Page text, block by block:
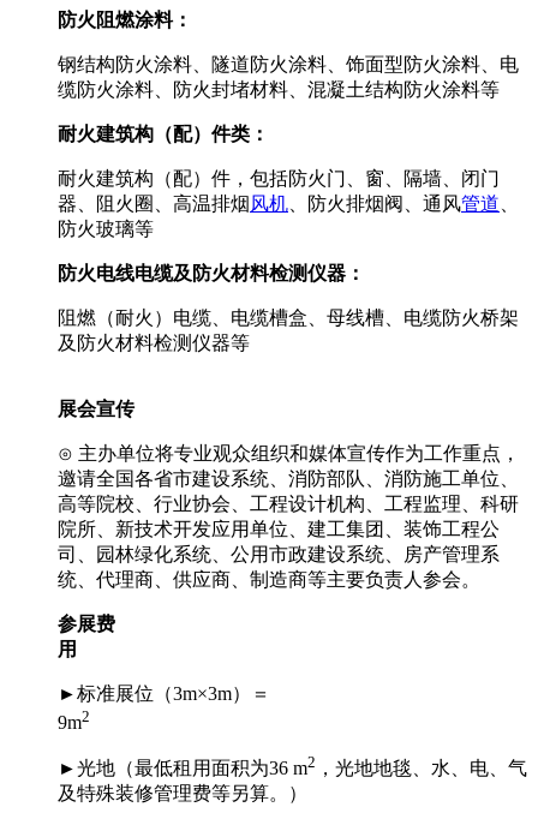
防火阻燃涂料：
钢结构防火涂料、隧道防火涂料、饰面型防火涂料、电
缆防火涂料、防火封堵材料、混凝土结构防火涂料等
耐火建筑构（配）件类：
耐火建筑构（配）件，包括防火门、窗、隔墙、闭门
器、阻火圈、高温排烟风机 、防火排烟阀、通风管道
防火玻璃等
防火电线电缆及防火材料检测仪器 ：
阻燃（耐火）电缆、电缆槽盒、母线槽、电缆防火桥架
及防火材料检测仪器等
展会宣传
⊙ 主办单位将专业观众组织和媒体宣传作为工作重点，
邀请全国各省市建设系统、消防部队、消防施工单位、
高等院校、行业协会、工程设计机构、工程监理、科研
院所、新技术开发应用单位、建工集团、装饰工程公
司、园林绿化系统、公用市政建设系统、房产管理系
统、代理商、供应商、制造商等主要负责人参会。
参展费
用
►标准展位（3m×3m）＝
9m2
►光地（最低租用面积为36 m2 ，光地地毯、水、电、气
及特殊装修管理费等另算。）